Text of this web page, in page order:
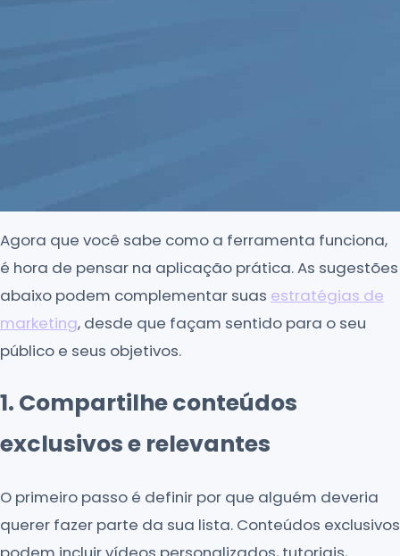
Agora que você sabe como a ferramenta funciona,
é hora de pensar na aplicação prática. As sugestões
abaixo podem complementar suas estratégias de
marketing, desde que façam sentido para o seu
público e seus objetivos.
1. Compartilhe conteúdos
exclusivos e relevantes
O primeiro passo é definir por que alguém deveria
querer fazer parte da sua lista. Conteúdos exclusivos